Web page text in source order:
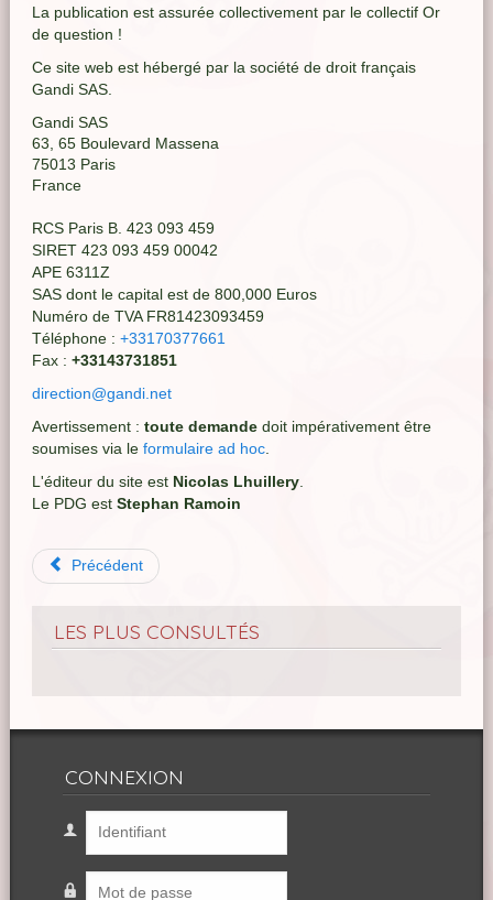
La publication est assurée collectivement par le collectif Or
de question !
Ce site web est hébergé par la société de droit français
Gandi SAS.
Gandi SAS
63, 65 Boulevard Massena
75013 Paris
France
RCS Paris B. 423 093 459
SIRET 423 093 459 00042
APE 6311Z
SAS dont le capital est de 800,000 Euros
Numéro de TVA FR81423093459
Téléphone : +33170377661
Fax : +33143731851
direction@gandi.net
Avertissement : toute demande doit impérativement être
soumises via le formulaire ad hoc.
L'éditeur du site est Nicolas Lhuillery.
Le PDG est Stephan Ramoin
Précédent
LES PLUS CONSULTÉS
CONNEXION